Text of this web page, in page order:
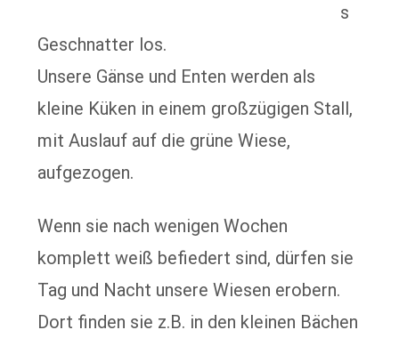
s
Geschnatter los.
Unsere Gänse und Enten werden als
kleine Küken in einem großzügigen Stall,
mit Auslauf auf die grüne Wiese,
aufgezogen.
Wenn sie nach wenigen Wochen
komplett weiß befiedert sind, dürfen sie
Tag und Nacht unsere Wiesen erobern.
Dort finden sie z.B. in den kleinen Bächen